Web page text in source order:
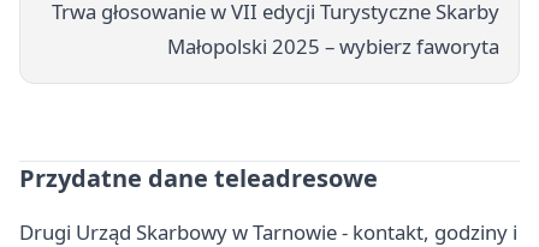
Trwa głosowanie w VII edycji Turystyczne Skarby
Małopolski 2025 – wybierz faworyta
Przydatne dane teleadresowe
Drugi Urząd Skarbowy w Tarnowie - kontakt, godziny i